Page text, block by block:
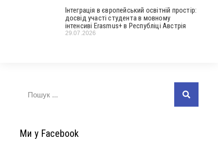
Інтеграція в європейський освітній простір:
досвід участі студента в мовному
інтенсиві Erasmus+ в Республіці Австрія
29.07.2026
Ми у Facebook